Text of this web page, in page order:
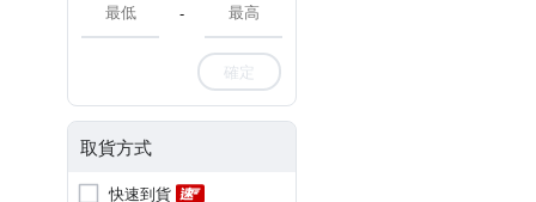
-
確定
取貨方式
快速到貨